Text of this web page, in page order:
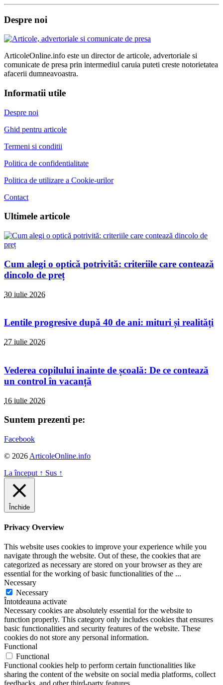
Despre noi
ArticoleOnline.info este un director de articole, advertoriale si
comunicate de presa prin intermediul caruia puteti creste notorietatea
afacerii dumneavoastra.
Informatii utile
Despre noi
Ghid pentru articole
Termeni si conditii
Politica de confidentialitate
Politica de utilizare a Cookie-urilor
Contact
Ultimele articole
Cum alegi o optică potrivită: criteriile care contează
dincolo de preț
30 iulie 2026
Lentile progresive după 40 de ani: mituri și realități
27 iulie 2026
Vederea copilului inainte de școală: De ce contează
un control în vacanță
16 iulie 2026
Suntem prezenti pe:
Facebook
© 2026 ArticoleOnline.info
La început ↑ Sus ↑
Închide
Privacy Overview
This website uses cookies to improve your experience while you
navigate through the website. Out of these, the cookies that are
categorized as necessary are stored on your browser as they are
essential for the working of basic functionalities of the ...
Necessary
Necessary
Întotdeauna activate
Necessary cookies are absolutely essential for the website to
function properly. This category only includes cookies that ensures
basic functionalities and security features of the website. These
cookies do not store any personal information.
Functional
Functional
Functional cookies help to perform certain functionalities like
sharing the content of the website on social media platforms, collect